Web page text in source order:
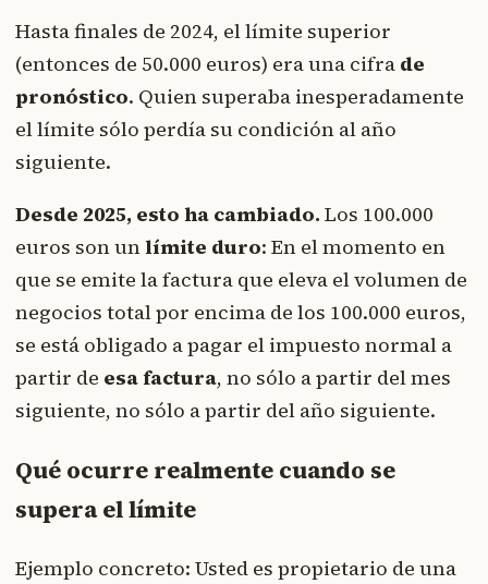
Hasta finales de 2024, el límite superior
(entonces de 50.000 euros) era una cifra de
pronóstico. Quien superaba inesperadamente
el límite sólo perdía su condición al año
siguiente.
Desde 2025, esto ha cambiado. Los 100.000
euros son unlímite duro: En el momento en
que se emite la factura que eleva el volumen de
negocios total por encima de los 100.000 euros,
se está obligado a pagar el impuesto normal a
partir de esa factura, no sólo a partir del mes
siguiente, no sólo a partir del año siguiente.
Qué ocurre realmente cuando se
supera el límite
Ejemplo concreto: Usted es propietario de una